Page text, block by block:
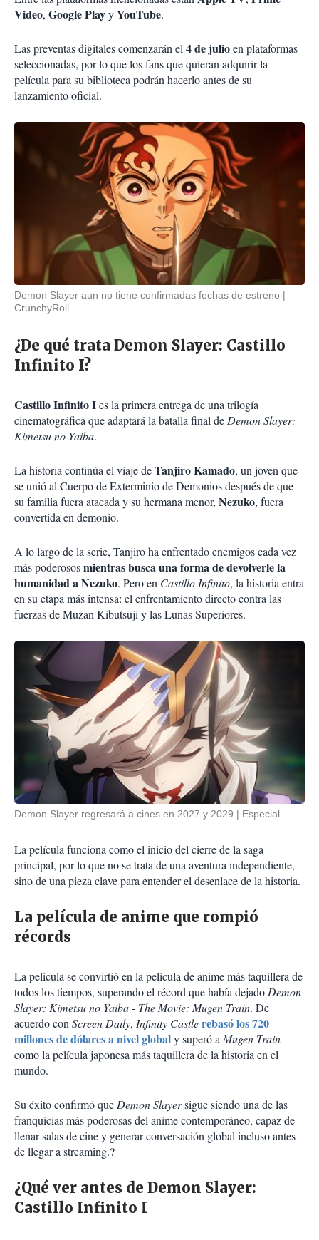
Video, Google PlayyYouTube.
Las preventas digitales comenzarán el 4 de julioen plataformas
seleccionadas, por lo que los fans que quieran adquirir la
película para su biblioteca podrán hacerlo antes de su
lanzamiento oficial.
Demon Slayer aun no tiene confirmadas fechas de estreno
CrunchyRoll
¿De qué trata Demon Slayer: Castillo
Infinito I?
Castillo Infinito Ies la primera entrega de una trilogía
cinematográfica que adaptará la batalla final de Demon Slayer:
Kimetsu no Yaiba.
La historia continúa el viaje deTanjiro Kamado, un joven que
se unió al Cuerpo de Exterminio de Demonios después de que
su familia fuera atacada y su hermana menor, Nezuko, fuera
convertida en demonio.
A lo largo de la serie, Tanjiro ha enfrentado enemigos cada vez
más poderososmientras busca una forma de devolverle la
humanidad a Nezuko. Pero en Castillo Infinito, la historia entra
en su etapa más intensa: el enfrentamiento directo contra las
fuerzas de Muzan Kibutsuji y las Lunas Superiores.
Demon Slayer regresará a cines en 2027 y 2029 Especial
La película funciona como el inicio del cierre de la saga
principal, por lo que no se trata de una aventura independiente,
sino de una pieza clave para entender el desenlace de la historia.
La película de anime que rompió
récords
La película se convirtió en la película de anime más taquillera de
todos los tiempos, superando el récord que había dejado Demon
Slayer: Kimetsu no Yaiba - The Movie: Mugen Train. De
acuerdo con Screen Daily, Infinity Castlerebasó los 720
millones de dólares a nivel globaly superó a Mugen Train
como la película japonesa más taquillera de la historia en el
mundo.
Su éxito confirmó que Demon Slayersigue siendo una de las
franquicias más poderosas del anime contemporáneo, capaz de
llenar salas de cine y generar conversación global incluso antes
de llegar a streaming.?
¿Qué ver antes de Demon Slayer:
Castillo Infinito I